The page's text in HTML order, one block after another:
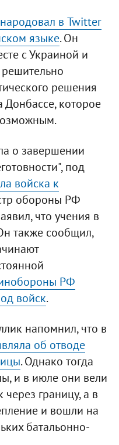
в Twitter
языке. Он
с Украиной и
решения
Донбассе, которое
о завершении
под
войска к
обороны РФ
что учения в
также сообщил,
РФ
войск.
напомнил, что в
об отводе
. Однако тогда
и в июле они вели
через границу, а в
и вошли на
батальонно-